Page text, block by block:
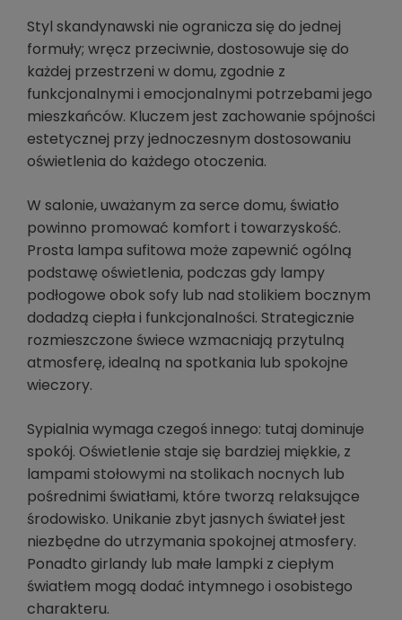
Styl skandynawski nie ogranicza się do jednej
formuły; wręcz przeciwnie, dostosowuje się do
każdej przestrzeni w domu, zgodnie z
funkcjonalnymi i emocjonalnymi potrzebami jego
mieszkańców. Kluczem jest zachowanie spójności
estetycznej przy jednoczesnym dostosowaniu
oświetlenia do każdego otoczenia.
W salonie, uważanym za serce domu, światło
powinno promować komfort i towarzyskość.
Prosta lampa sufitowa może zapewnić ogólną
podstawę oświetlenia, podczas gdy lampy
podłogowe obok sofy lub nad stolikiem bocznym
dodadzą ciepła i funkcjonalności. Strategicznie
rozmieszczone świece wzmacniają przytulną
atmosferę, idealną na spotkania lub spokojne
wieczory.
Sypialnia wymaga czegoś innego: tutaj dominuje
spokój. Oświetlenie staje się bardziej miękkie, z
lampami stołowymi na stolikach nocnych lub
pośrednimi światłami, które tworzą relaksujące
środowisko. Unikanie zbyt jasnych świateł jest
niezbędne do utrzymania spokojnej atmosfery.
Ponadto girlandy lub małe lampki z ciepłym
światłem mogą dodać intymnego i osobistego
charakteru.